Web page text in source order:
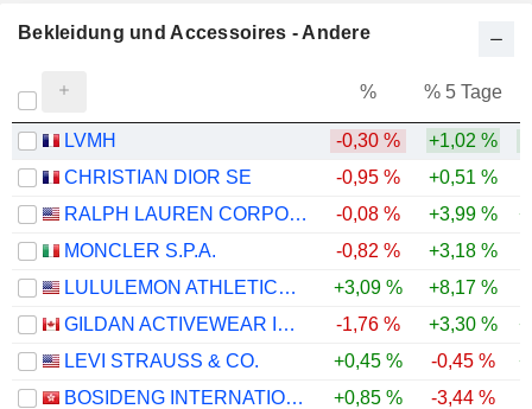
Bekleidung und Accessoires - Andere
% % 5 Tage
LVMH -0,30 % +1,02 %
CHRISTIAN DIOR SE
-0,95 % +0,51 %
RALPH LAUREN CORPORATION
-0,08 % +3,99 %
MONCLER S.P.A.
-0,82 % +3,18 %
LULULEMON ATHLETICA INC.
+3,09 % +8,17 %
GILDAN ACTIVEWEAR INC.
-1,76 % +3,30 %
LEVI STRAUSS & CO.
+0,45 % -0,45 %
BOSIDENG INTERNATIONAL HOLDINGS LIMITED
+0,85 % -3,44 %